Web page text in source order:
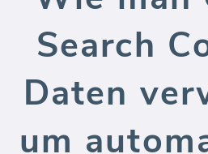
Search
Daten
um